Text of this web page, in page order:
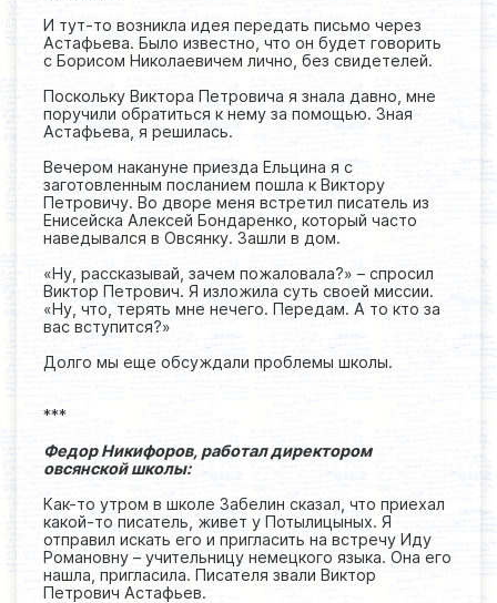
И тут-то возникла идея передать письмо через
Астафьева. Было известно, что он будет говорить
с Борисом Николаевичем лично, без свидетелей.
Поскольку Виктора Петровича я знала давно, мне
поручили обратиться к нему за помощью. Зная
Астафьева, я решилась.
Вечером накануне приезда Ельцина я с
заготовленным посланием пошла к Виктору
Петровичу. Во дворе меня встретил писатель из
Енисейска Алексей Бондаренко, который часто
наведывался в Овсянку. Зашли в дом.
«Ну, рассказывай, зачем пожаловала?» – спросил
Виктор Петрович. Я изложила суть своей миссии.
«Ну, что, терять мне нечего. Передам. А то кто за
вас вступится?»
Долго мы еще обсуждали проблемы школы.
***
Федор Никифоров, работал директором
овсянской школы:
Как-то утром в школе Забелин сказал, что приехал
какой-то писатель, живет у Потылицыных. Я
отправил искать его и пригласить на встречу Иду
Романовну – учительницу немецкого языка. Она его
нашла, пригласила. Писателя звали Виктор
Петрович Астафьев.